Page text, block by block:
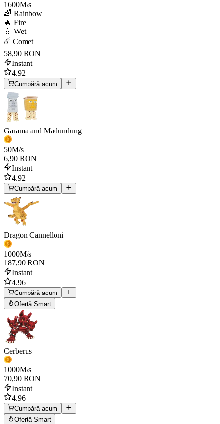
1600M/s
🌈 Rainbow
🔥 Fire
💧 Wet
☄️ Comet
58,90 RON
Instant
4.92
Cumpără acum
Garama and Madundung
50M/s
6,90 RON
Instant
4.92
Cumpără acum
Dragon Cannelloni
1000M/s
187,90 RON
Instant
4.96
Cumpără acum
Ofertă Smart
Cerberus
1000M/s
70,90 RON
Instant
4.96
Cumpără acum
Ofertă Smart